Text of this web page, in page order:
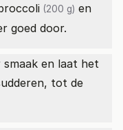
(200 g) en
goed door.
en laat het
tot de